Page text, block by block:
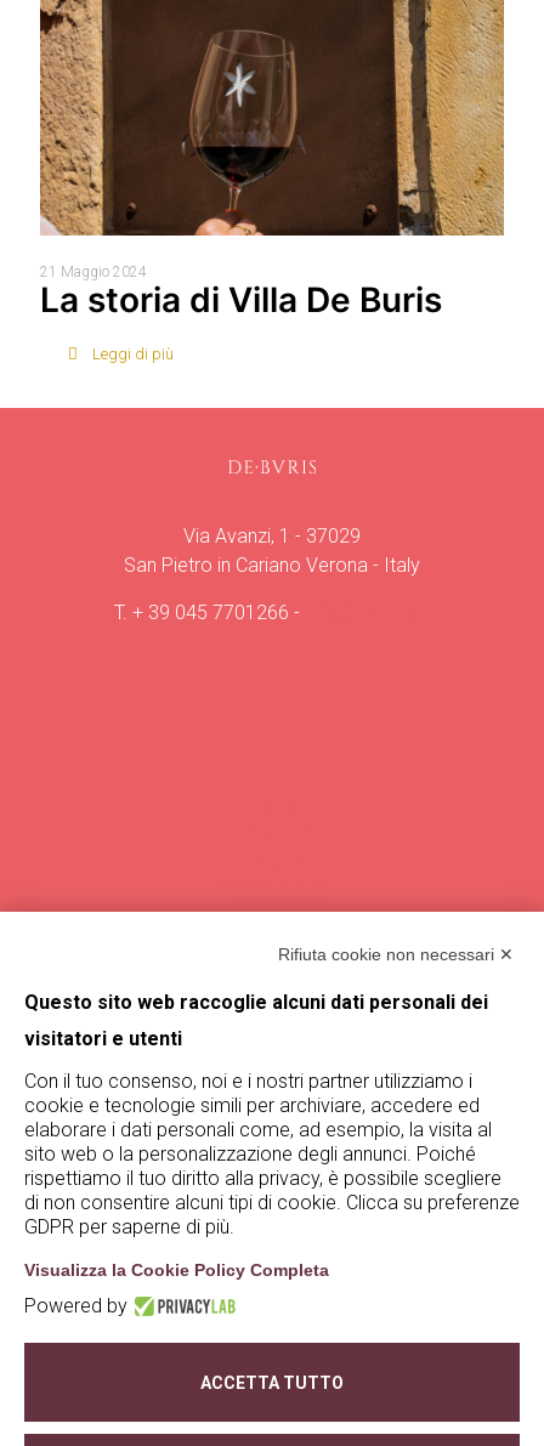
21 Maggio 2024
La storia di Villa De Buris
Leggi di più
Via Avanzi, 1 - 37029
San Pietro in Cariano Verona - Italy
T. + 39 045 7701266 -
Termini e condizioni
Rimani aggiornato su De Buris
iscrivendoti alla nostra newsletter!
Iscriviti
whistleblowing | credits:
Modifica preferenze Cookie
Rifiuta cookie non necessari ✕
Questo sito web raccoglie alcuni dati personali dei
visitatori e utenti
Con il tuo consenso, noi e i nostri partner utilizziamo i
cookie e tecnologie simili per archiviare, accedere ed
elaborare i dati personali come, ad esempio, la visita al
sito web o la personalizzazione degli annunci. Poiché
rispettiamo il tuo diritto alla privacy, è possibile scegliere
di non consentire alcuni tipi di cookie. Clicca su preferenze
GDPR per saperne di più.
Visualizza la Cookie Policy Completa
Powered by
ACCETTA TUTTO